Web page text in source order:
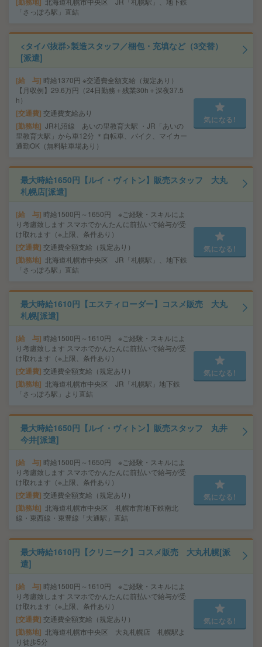
「さっぽろ駅」直結
<タイパ抜群>製造スタッフ／梱包・充填など（3交替）
[派遣]
給 与 時給1370円 ※交通費全額支給（規定あり）
【月収例】29.6万円（24日勤務＋残業30h＋深夜37.5
h）
交通費 交通費支給あり
勤務地 JR札沼線 あいの里教育大駅 ・JR「あいの
里教育大駅」から車12分 ＊自転車、バイク、マイカー
通勤OK（無料駐車場あり）
気になる!
最大時給1650円【ルイ・ヴィトン】販売スタッフ 大丸
札幌店[派遣]
給 与 時給1500円～1650円 ※ご経験・スキルによ
り考慮致します スマホでかんたんに前払いで給与が受
け取れます（※上限、条件あり）
交通費 交通費全額支給（規定あり）
勤務地
北海道札幌市中央区 JR「札幌駅」、地下鉄
「さっぽろ駅」直結
気になる!
最大時給1610円【エスティローダー】コスメ販売 大丸
札幌[派遣]
給 与 時給1500円～1610円 ※ご経験・スキルによ
り考慮致します スマホでかんたんに前払いで給与が受
け取れます（※上限、条件あり）
交通費 交通費全額支給（規定あり）
勤務地
北海道札幌市中央区 JR「札幌駅」地下鉄
「さっぽろ駅」より直結
気になる!
最大時給1650円【ルイ・ヴィトン】販売スタッフ 丸井
今井[派遣]
給 与 時給1500円～1650円 ※ご経験・スキルによ
り考慮致します スマホでかんたんに前払いで給与が受
け取れます（※上限、条件あり）
交通費 交通費全額支給（規定あり）
勤務地
北海道札幌市中央区 札幌市営地下鉄南北
線・東西線・東豊線「大通駅」直結
気になる!
最大時給1610円【クリニーク】コスメ販売 大丸札幌[派
遣]
給 与 時給1500円～1610円 ※ご経験・スキルによ
り考慮致します スマホでかんたんに前払いで給与が受
け取れます（※上限、条件あり）
交通費 交通費全額支給（規定あり）
勤務地
北海道札幌市中央区 大丸札幌店 札幌駅よ
り徒歩5分
気になる!